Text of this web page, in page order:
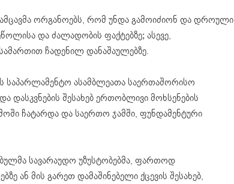
ორგანოებს, რომ უნდა გამოიძიონ და დროული
და ძალადობის ფაქტებზე; ასევე,
ჩადენილ დანაშაულებზე.
საპარლამენტო ასამბლეათა საერთაშორისო
დასკვნების შესახებ ერთობლივი მოხსენების
ჩატარდა და საერთო ჯამში, ფუნდამენტური
სავარაუდო უზუსტობებმა, ფართოდ
ან მის გარეთ დამაშინებელი ქცევის შესახებ,